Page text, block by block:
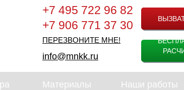
+7 495 722 96 82
+7 906 771 37 30
ПЕРЕЗВОНИТЕ МНЕ!
info@mnkk.ru
Материалы Наши работы